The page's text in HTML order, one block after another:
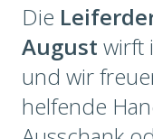
Suchen
Vereine &
Die
August wirft
und wir
helfende